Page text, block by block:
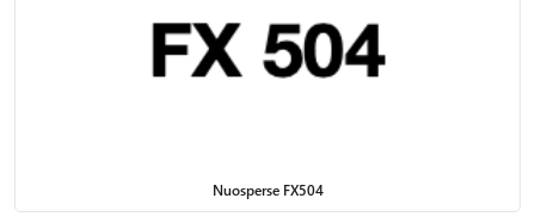
Nuosperse FX504